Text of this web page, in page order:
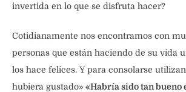
invertida en lo que se disfruta hacer?
Cotidianamente nos encontramos con
personas que están haciendo de su vida
los hace felices. Y para consolarse
hubiera gustado» «Habría sido tan bueno